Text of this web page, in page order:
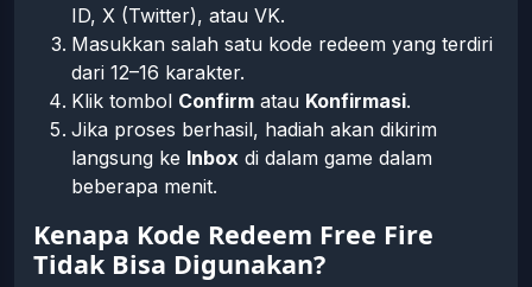
ID, X (Twitter), atau VK.
Masukkan salah satu kode redeem yang terdiri
dari 12–16 karakter.
Klik tombol Confirm atau Konfirmasi.
Jika proses berhasil, hadiah akan dikirim
langsung ke Inbox di dalam game dalam
beberapa menit.
Kenapa Kode Redeem Free Fire
Tidak Bisa Digunakan?